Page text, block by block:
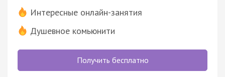
Интересные онлайн-занятия
Душевное комьюнити
Получить бесплатно